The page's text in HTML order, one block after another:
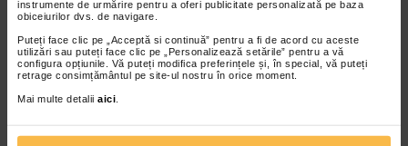
instrumente de urmărire pentru a oferi publicitate personalizată pe baza
obiceiurilor dvs. de navigare.
Puteți face clic pe „Acceptă si continuă” pentru a fi de acord cu aceste
utilizări sau puteți face clic pe „Personalizează setările” pentru a vă
configura opțiunile. Vă puteți modifica preferințele și, în special, vă puteți
retrage consimțământul pe site-ul nostru în orice moment.
Mai multe detalii aici
-25/2ml
SLOVACO
10 g de solutie contin: ulei volatil
de pin-Pinus silvestris 0,3752 g,
ulei volatil de menta-Mentha…